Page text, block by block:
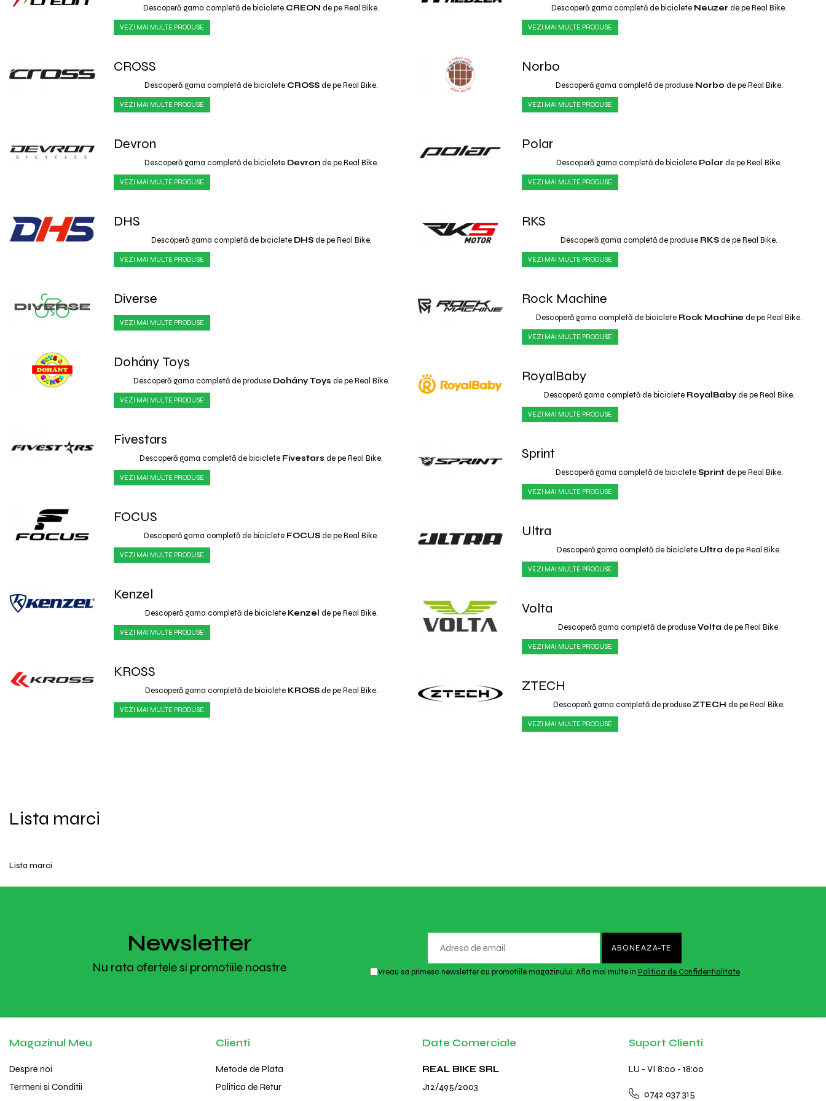
Descoperă gama completă de biciclete CREON de pe Real Bike.
VEZI MAI MULTE PRODUSE
CROSS
Descoperă gama completă de biciclete CROSS de pe Real Bike.
VEZI MAI MULTE PRODUSE
Devron
Descoperă gama completă de biciclete Devron de pe Real Bike.
VEZI MAI MULTE PRODUSE
DHS
Descoperă gama completă de biciclete DHS de pe Real Bike.
VEZI MAI MULTE PRODUSE
Diverse
VEZI MAI MULTE PRODUSE
Dohány Toys
Descoperă gama completă de produse Dohány Toys de pe Real Bike.
VEZI MAI MULTE PRODUSE
Fivestars
Descoperă gama completă de biciclete Fivestars de pe Real Bike.
VEZI MAI MULTE PRODUSE
FOCUS
Descoperă gama completă de biciclete FOCUS de pe Real Bike.
VEZI MAI MULTE PRODUSE
Kenzel
Descoperă gama completă de biciclete Kenzel de pe Real Bike.
VEZI MAI MULTE PRODUSE
KROSS
Descoperă gama completă de biciclete KROSS de pe Real Bike.
VEZI MAI MULTE PRODUSE
Descoperă gama completă de biciclete Neuzer de pe Real Bike.
VEZI MAI MULTE PRODUSE
Norbo
Descoperă gama completă de produse Norbo de pe Real Bike.
VEZI MAI MULTE PRODUSE
Polar
Descoperă gama completă de biciclete Polar de pe Real Bike.
VEZI MAI MULTE PRODUSE
RKS
Descoperă gama completă de produse RKS de pe Real Bike.
VEZI MAI MULTE PRODUSE
Rock Machine
Descoperă gama completă de biciclete Rock Machine de pe Real Bike.
VEZI MAI MULTE PRODUSE
RoyalBaby
Descoperă gama completă de biciclete RoyalBaby de pe Real Bike.
VEZI MAI MULTE PRODUSE
Sprint
Descoperă gama completă de bicicleteSprint de pe Real Bike.
VEZI MAI MULTE PRODUSE
Ultra
Descoperă gama completă de biciclete Ultra de pe Real Bike.
VEZI MAI MULTE PRODUSE
Volta
Descoperă gama completă de produseVolta de pe Real Bike.
VEZI MAI MULTE PRODUSE
ZTECH
Descoperă gama completă de produse ZTECH de pe Real Bike.
VEZI MAI MULTE PRODUSE
Lista marci
Lista marci
Newsletter
Nu rata ofertele si promotiile noastre Vreau sa primesc newsletter cu promotiile magazinului. Afla mai multe in Politica de Confidentialitate
Magazinul Meu
Despre noi
Termeni si Conditii
Clienti
Metode de Plata
Politica de Retur
Date Comerciale
REAL BIKE SRL
J12/495/2003
Suport Clienti
LU - VI 8:00 - 18:00
0742 037 315